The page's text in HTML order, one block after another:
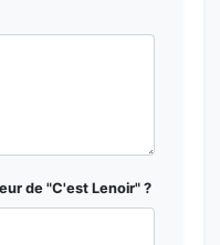
de "C'est Lenoir" ?